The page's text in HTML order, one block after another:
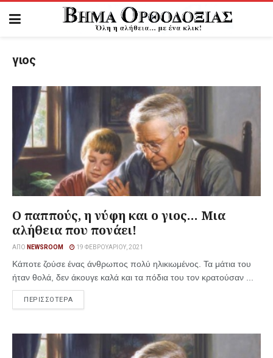
γιος
Ο παππούς, η νύφη και ο γιος… Μια
αλήθεια που πονάει!
ΑΠΌ NEWSROOM 19 ΦΕΒΡΟΥΑΡΊΟΥ, 2021
Κάποτε ζούσε ένας άνθρωπος πολύ ηλικιωμένος. Τα μάτια του
ήταν θολά, δεν άκουγε καλά και τα πόδια του τον κρατούσαν ...
ΠΕΡΙΣΣΟΤΕΡΑ